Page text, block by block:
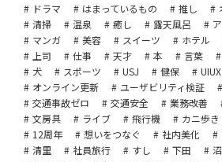
ドラマ
はまっているもの 推し
清掃
温泉 癒し 露天風呂
マンガ
美容 スイーツ ホテル
上司
仕事 天才 本 言葉
犬
スポーツ USJ 健保
オンライン更新
ユーザビリティ検証
交通事故ゼロ
交通安全 業務改善
文房具
ライブ 飛行機 カニ歩き
12周年
想いをつなぐ 社内美化
清里
社員旅行 すし 下田